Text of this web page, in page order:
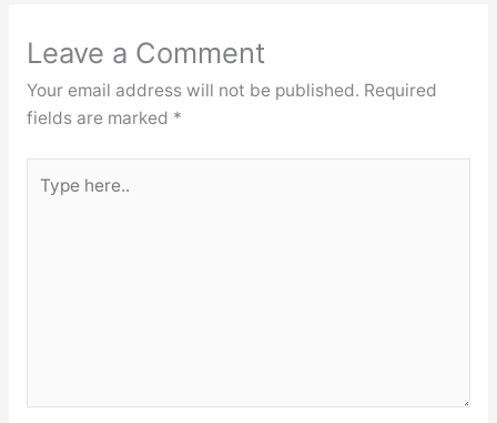
Leave a Comment
Your email address will not be published. Required
fields are marked *
here..